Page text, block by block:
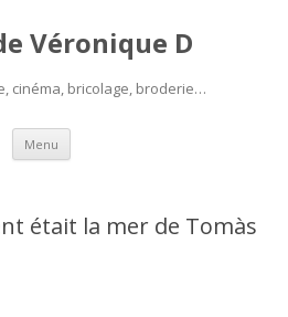
Véronique D
cinéma, bricolage, broderie…
Menu Aller
contenu
était la mer de Tomàs